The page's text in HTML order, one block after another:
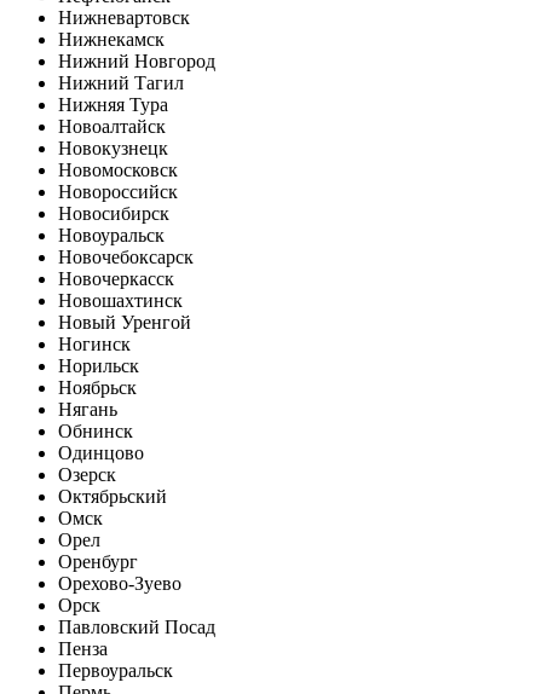
Нижневартовск
Нижнекамск
Нижний Новгород
Нижний Тагил
Нижняя Тура
Новоалтайск
Новокузнецк
Новомосковск
Новороссийск
Новосибирск
Новоуральск
Новочебоксарск
Новочеркасск
Новошахтинск
Новый Уренгой
Ногинск
Норильск
Ноябрьск
Нягань
Обнинск
Одинцово
Озерск
Октябрьский
Омск
Орел
Оренбург
Орехово-Зуево
Орск
Павловский Посад
Пенза
Первоуральск